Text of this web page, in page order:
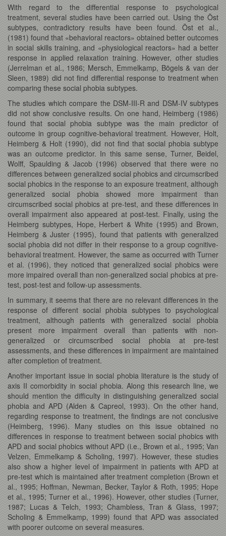
With regard to the differential response to psychological
treatment, several studies have been carried out. Using the Öst
subtypes, contradictory results have been found. Öst et al.,
(1981) found that «behavioral reactors» obtained better outcomes
in social skills training, and «physiological reactors» had a better
response in applied relaxation training. However, other studies
(Jerrelman et al., 1986; Mersch, Emmelkamp, Bögels & van der
Sleen, 1989) did not find differential response to treatment when
comparing these social phobia subtypes.
The studies which compare the DSM-III-R and DSM-IV subtypes
did not show conclusive results. On one hand, Heimberg (1986)
found that social phobia subtype was the main predictor of
outcome in group cognitive-behavioral treatment. However, Holt,
Heimberg & Holt (1990), did not find that social phobia subtype
was an outcome predictor. In this same sense, Turner, Beidel,
Wolff, Spaulding & Jacob (1996) observed that there were no
differences between generalized social phobics and circumscribed
social phobics in the response to an exposure treatment, although
generalized social phobia showed more impairment than
circumscribed social phobics at pre-test, and these differences in
overall impairment also appeared at post-test. Finally, using the
Heimberg subtypes, Hope, Herbert & White (1995) and Brown,
Heimberg & Juster (1995), found that patients with generalized
social phobia did not differ in their response to a group cognitive-
behavioral treatment. However, the same as occurred with Turner
et al. (1996), they noticed that generalized social phobics were
more impaired overall than non-generalized social phobics at pre-
test, post-test and follow-up assessments.
In summary, it seems that there are no relevant differences in the
response of different social phobia subtypes to psychological
treatment, although patients with generalized social phobia
present more impairment overall than patients with non-
generalized or circumscribed social phobia at pre-test
assessments, and these differences in impairment are maintained
after completion of treatment.
Another important issue in social phobia literature is the study of
axis II comorbidity in social phobia. Along this research line, we
should mention the difficulty in distinguishing generalized social
phobia and APD (Alden & Capreol, 1993). On the other hand,
regarding response to treatment, the findings are not conclusive
(Heimberg, 1996). Many studies on this issue obtained no
differences in response to treatment between social phobics with
APD and social phobics without APD (i.e., Brown et al., 1995; Van
Velzen, Emmelkamp & Scholing, 1997). However, these studies
also show a higher level of impairment in patients with APD at
pre-test which is maintained after treatment completion (Brown et
al., 1995; Hoffman, Newman, Becker, Taylor & Roth, 1995; Hope
et al., 1995; Turner et al., 1996). However, other studies (Turner,
1987; Lucas & Telch, 1993; Chambless, Tran & Glass, 1997;
Scholing & Emmelkamp, 1999) found that APD was associated
with poorer outcome on several measures.